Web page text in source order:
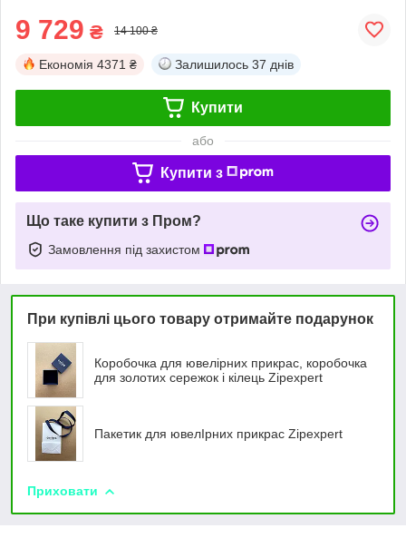
9 729 ₴ 14 100 ₴
Економія 4371 ₴ Залишилось 37 днів
Купити
або
Купити з
Що таке купити з Пром?
Замовлення під захистом
При купівлі цього товару отримайте подарунок
Коробочка для ювелірних прикрас, коробочка
для золотих сережок і кілець Zipexpert
Пакетик для ювелIрних прикрас Zipexpert
Приховати